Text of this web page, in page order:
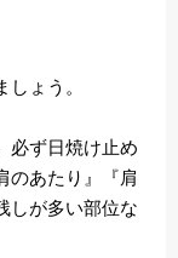
ょう。
必ず日焼け止め
のあたり』『肩
しが多い部位な